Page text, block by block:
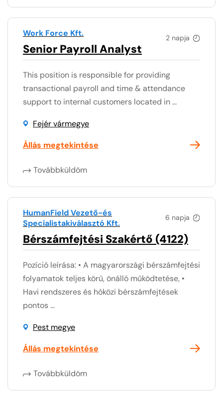
2 napja
Work Force Kft.
Senior Payroll Analyst
This position is responsible for providing
transactional payroll and time & attendance
support to internal customers located in ...
Fejér vármegye
Állás megtekintése
Továbbküldöm
6 napja
HumanField Vezető-és
Specialistakiválasztó Kft.
Bérszámfejtési Szakértő (4122)
Pozíció leírása: • A magyarországi bérszámfejtési
folyamatok teljes körű, önálló működtetése, •
Havi rendszeres és hóközi bérszámfejtések
pontos ...
Pest megye
Állás megtekintése
Továbbküldöm